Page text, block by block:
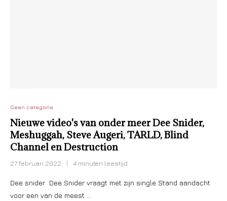
Geen categorie
Nieuwe video's van onder meer Dee Snider,
Meshuggah, Steve Augeri, TARLD, Blind
Channel en Destruction
27 februari 2022 4 minuten leestijd
Dee snider Dee Snider vraagt met zijn single Stand aandacht
voor een van de meest …